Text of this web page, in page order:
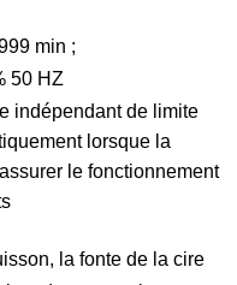
min ;
50 HZ
indépendant de limite
lorsque la
assurer le fonctionnement
la fonte de la cire